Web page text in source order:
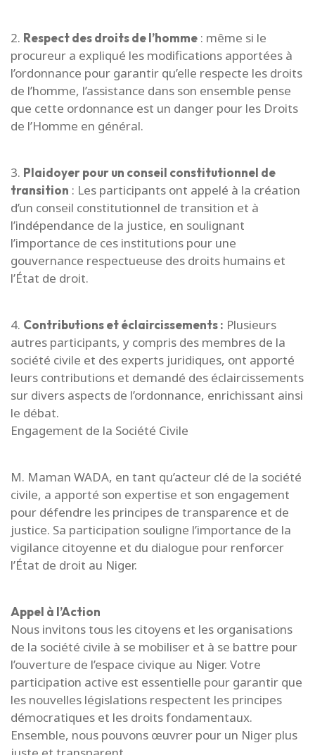
2. Respect des droits de l’homme : même si le
procureur a expliqué les modifications apportées à
l’ordonnance pour garantir qu’elle respecte les droits
de l’homme, l’assistance dans son ensemble pense
que cette ordonnance est un danger pour les Droits
de l’Homme en général.
3. Plaidoyer pour un conseil constitutionnel de
transition : Les participants ont appelé à la création
d’un conseil constitutionnel de transition et à
l’indépendance de la justice, en soulignant
l’importance de ces institutions pour une
gouvernance respectueuse des droits humains et
l’État de droit.
4. Contributions et éclaircissements : Plusieurs
autres participants, y compris des membres de la
société civile et des experts juridiques, ont apporté
leurs contributions et demandé des éclaircissements
sur divers aspects de l’ordonnance, enrichissant ainsi
le débat.
Engagement de la Société Civile
M. Maman WADA, en tant qu’acteur clé de la société
civile, a apporté son expertise et son engagement
pour défendre les principes de transparence et de
justice. Sa participation souligne l’importance de la
vigilance citoyenne et du dialogue pour renforcer
l’État de droit au Niger.
Appel à l’Action
Nous invitons tous les citoyens et les organisations
de la société civile à se mobiliser et à se battre pour
l’ouverture de l’espace civique au Niger. Votre
participation active est essentielle pour garantir que
les nouvelles législations respectent les principes
démocratiques et les droits fondamentaux.
Ensemble, nous pouvons œuvrer pour un Niger plus